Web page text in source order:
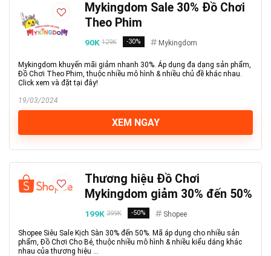
Mykingdom Sale 30% Đồ Chơi
Theo Phim
90K 129K -30% Mykingdom
Mykingdom khuyến mãi giảm nhanh 30%. Áp dụng đa dạng sản phẩm,
Đồ Chơi Theo Phim, thuộc nhiều mô hình & nhiều chủ đề khác nhau.
Click xem và đặt tại đây!
19/03/2024
XEM NGAY
Thương hiệu Đồ Chơi
Mykingdom giảm 30% đến 50%
199K 399K -50% Shopee
Shopee Siêu Sale Kịch Sàn 30% đến 50%. Mã áp dụng cho nhiều sản
phẩm, Đồ Chơi Cho Bé, thuộc nhiều mô hình & nhiều kiểu dáng khác
nhau của thương hiệu ...